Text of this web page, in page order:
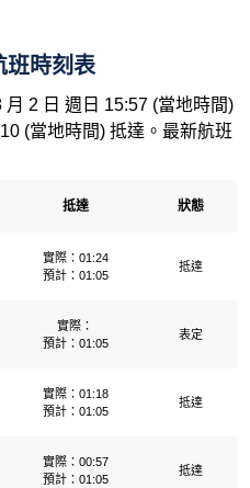
班時刻表
2 日 週日 15:57 (當地時間)
(當地時間) 抵達。最新航班
抵達 狀態
實際：01:24
預計：01:05
抵達
實際：
預計：01:05
表定
實際：01:18
預計：01:05
抵達
實際：00:57
預計：01:05
抵達